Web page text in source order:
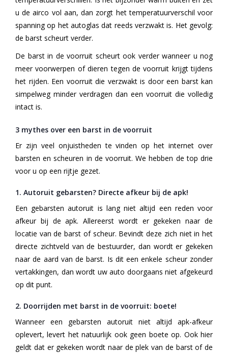
u de airco vol aan, dan zorgt het temperatuurverschil voor
spanning op het autoglas dat reeds verzwakt is. Het gevolg:
de barst scheurt verder.
De barst in de voorruit scheurt ook verder wanneer u nog
meer voorwerpen of dieren tegen de voorruit krijgt tijdens
het rijden. Een voorruit die verzwakt is door een barst kan
simpelweg minder verdragen dan een voorruit die volledig
intact is.
3 mythes over een barst in de voorruit
Er zijn veel onjuistheden te vinden op het internet over
barsten en scheuren in de voorruit. We hebben de top drie
voor u op een rijtje gezet.
1. Autoruit gebarsten? Directe afkeur bij de apk!
Een gebarsten autoruit is lang niet altijd een reden voor
afkeur bij de apk. Allereerst wordt er gekeken naar de
locatie van de barst of scheur. Bevindt deze zich niet in het
directe zichtveld van de bestuurder, dan wordt er gekeken
naar de aard van de barst. Is dit een enkele scheur zonder
vertakkingen, dan wordt uw auto doorgaans niet afgekeurd
op dit punt.
2. Doorrijden met barst in de voorruit: boete!
Wanneer een gebarsten autoruit niet altijd apk-afkeur
oplevert, levert het natuurlijk ook geen boete op. Ook hier
geldt dat er gekeken wordt naar de plek van de barst of de